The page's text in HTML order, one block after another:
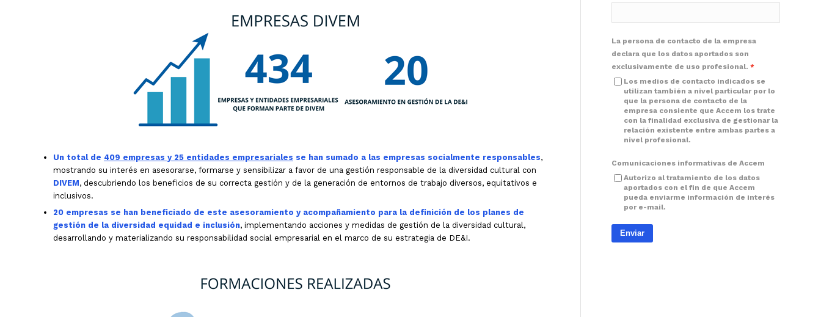
Un total de 409 empresas y 25 entidades empresariales se han sumado a las empresas socialmente responsables,
mostrando su interés en asesorarse, formarse y sensibilizar a favor de una gestión responsable de la diversidad cultural con
DIVEM, descubriendo los beneficios de su correcta gestión y de la generación de entornos de trabajo diversos, equitativos e
inclusivos.
20 empresas se han beneficiado de este asesoramiento y acompañamiento para la definición de los planes de
gestión de la diversidad equidad e inclusión, implementando acciones y medidas de gestión de la diversidad cultural,
desarrollando y materializando su responsabilidad social empresarial en el marco de su estrategia de DE&I.
La persona de contacto de la empresa
declara que los datos aportados son
exclusivamente de uso profesional.
Los medios de contacto indicados se
utilizan también a nivel particular por lo
que la persona de contacto de la
empresa consiente que Accem los trate
con la finalidad exclusiva de gestionar la
relación existente entre ambas partes a
nivel profesional.
Comunicaciones informativas de Accem
Autorizo al tratamiento de los datos
aportados con el fin de que Accem
pueda enviarme información de interés
por e-mail.
Enviar